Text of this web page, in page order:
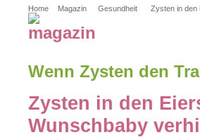
Home Magazin Gesundheit Zysten in den
Wenn Zysten den
Zysten in den
Wunschbaby